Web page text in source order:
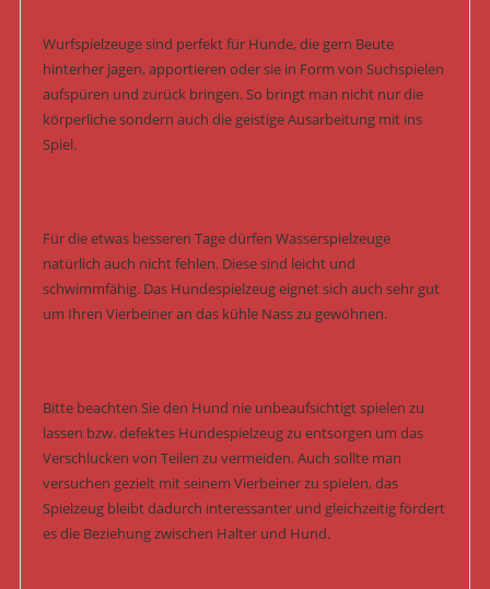
Wurfspielzeuge sind perfekt für Hunde, die gern Beute
hinterher jagen, apportieren oder sie in Form von Suchspielen
aufspüren und zurück bringen. So bringt man nicht nur die
körperliche sondern auch die geistige Ausarbeitung mit ins
Spiel.
Für die etwas besseren Tage dürfen Wasserspielzeuge
natürlich auch nicht fehlen. Diese sind leicht und
schwimmfähig. Das Hundespielzeug eignet sich auch sehr gut
um Ihren Vierbeiner an das kühle Nass zu gewöhnen.
Bitte beachten Sie den Hund nie unbeaufsichtigt spielen zu
lassen bzw. defektes Hundespielzeug zu entsorgen um das
Verschlucken von Teilen zu vermeiden. Auch sollte man
versuchen gezielt mit seinem Vierbeiner zu spielen, das
Spielzeug bleibt dadurch interessanter und gleichzeitig fördert
es die Beziehung zwischen Halter und Hund.